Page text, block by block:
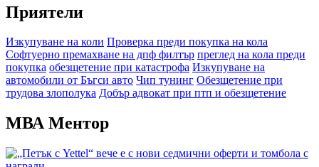
Приятели
Изкупуване на коли Проверка преди покупка на кола
Софтуерно премахване на дпф филтър преглед на кола преди
покупка обезщетение при катастрофа Изкупуване на
автомобили от Бъгси авто Чип тунинг Обезщетение при
трудова злополука Добър адвокат при птп и обезщетение
МВА Ментор